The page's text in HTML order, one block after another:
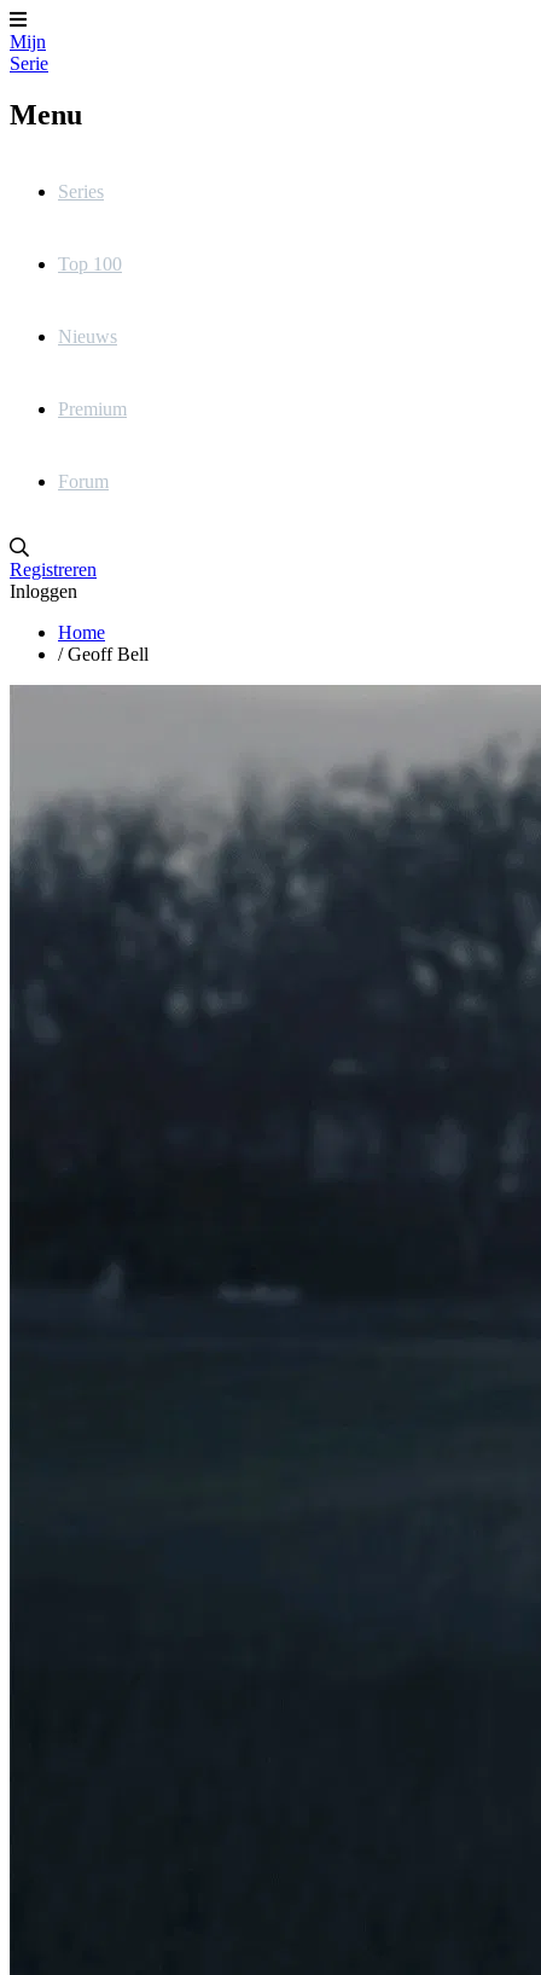
Mijn
Serie
Menu
Series
Top 100
Nieuws
Premium
Forum
Registreren
Inloggen
Home
/ Geoff Bell